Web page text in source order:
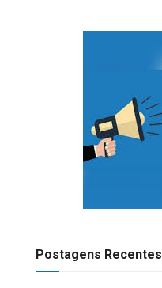
Postagens Recentes